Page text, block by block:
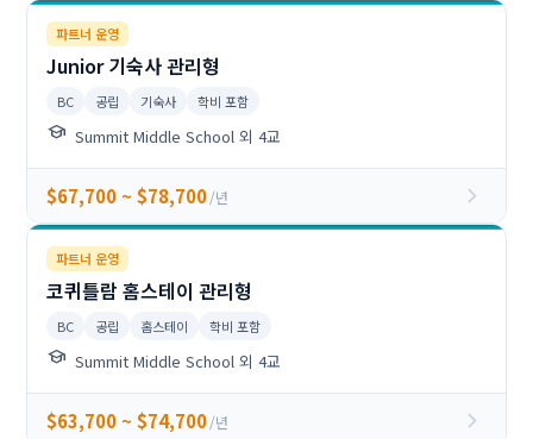
파트너 운영
Junior 기숙사 관리형
BC 공립 기숙사 학비 포함
school Summit Middle School 외 4교
$67,700 ~ $78,700/년 chevron_right
파트너 운영
코퀴틀람 홈스테이 관리형
BC 공립 홈스테이 학비 포함
school Summit Middle School 외 4교
$63,700 ~ $74,700/년 chevron_right